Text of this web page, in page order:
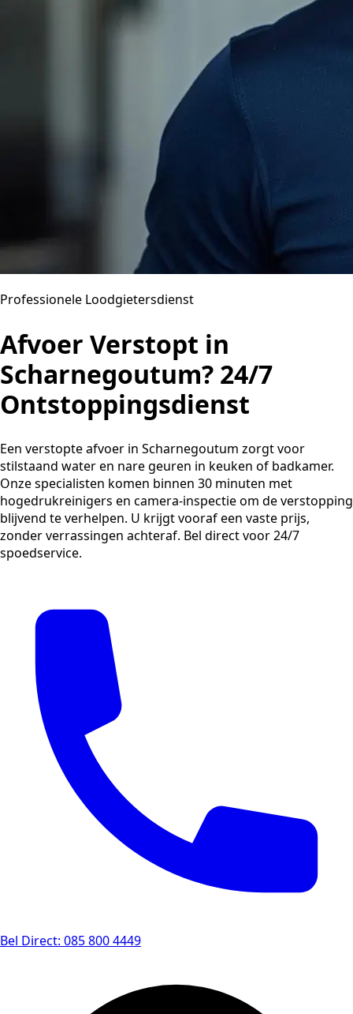
Professionele Loodgietersdienst
Afvoer Verstopt in
Scharnegoutum? 24/7
Ontstoppingsdienst
Een verstopte afvoer in Scharnegoutum zorgt voor
stilstaand water en nare geuren in keuken of badkamer.
Onze specialisten komen binnen 30 minuten met
hogedrukreinigers en camera-inspectie om de verstopping
blijvend te verhelpen. U krijgt vooraf een vaste prijs,
zonder verrassingen achteraf. Bel direct voor 24/7
spoedservice.
Bel Direct: 085 800 4449